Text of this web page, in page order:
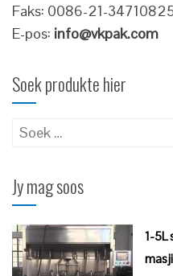
Faks: 0086-21-
E-pos: info@vkpak.com
Soek produkte hier
Soek
Jy mag soos
1-5L